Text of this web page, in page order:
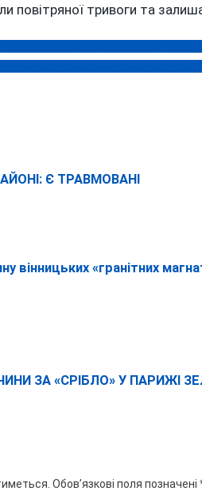
повітряної тривоги та
Є ТРАВМОВАНІ
вінницьких «гранітних
ЗА «СРІБЛО» У ПАРИЖІ
Обов’язкові поля позначені